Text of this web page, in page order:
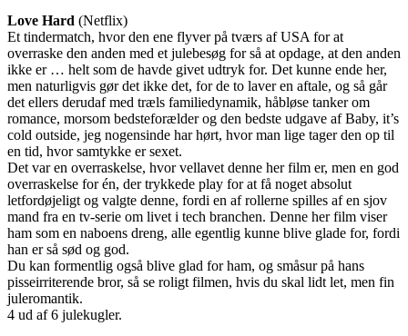
Love Hard (Netflix)
Et tindermatch, hvor den ene flyver på tværs af USA for at
overraske den anden med et julebesøg for så at opdage, at den anden
ikke er … helt som de havde givet udtryk for. Det kunne ende her,
men naturligvis gør det ikke det, for de to laver en aftale, og så går
det ellers derudaf med træls familiedynamik, håbløse tanker om
romance, morsom bedsteforælder og den bedste udgave af Baby, it’s
cold outside, jeg nogensinde har hørt, hvor man lige tager den op til
en tid, hvor samtykke er sexet.
Det var en overraskelse, hvor vellavet denne her film er, men en god
overraskelse for én, der trykkede play for at få noget absolut
letfordøjeligt og valgte denne, fordi en af rollerne spilles af en sjov
mand fra en tv-serie om livet i tech branchen. Denne her film viser
ham som en naboens dreng, alle egentlig kunne blive glade for, fordi
han er så sød og god.
Du kan formentlig også blive glad for ham, og småsur på hans
pisseirriterende bror, så se roligt filmen, hvis du skal lidt let, men fin
juleromantik.
4 ud af 6 julekugler.